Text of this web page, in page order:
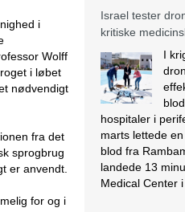
i
Wolff
i løbet
nødvendigt
fra det
sprogbrug
er anvendt.
for og i
Israel tester
kritiske
I
hospitaler i
marts lettede
blod fra
landede 13
Medical Center